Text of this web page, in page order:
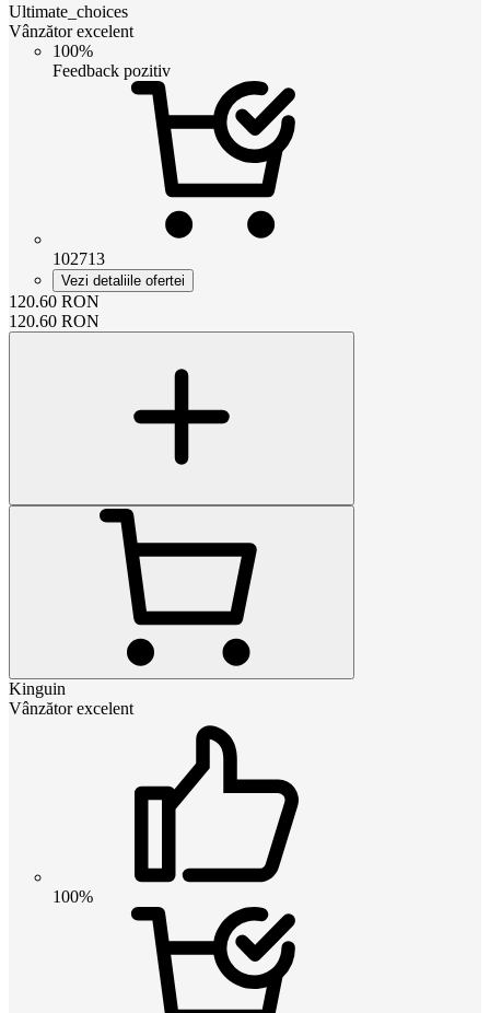
Ultimate_choices
Vânzător excelent
100%
Feedback pozitiv
102713
Vezi detaliile ofertei
120.60 RON
120.60 RON
Kinguin
Vânzător excelent
100%